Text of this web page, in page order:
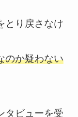
とり戻さなけ
のか疑わない
タビューを受